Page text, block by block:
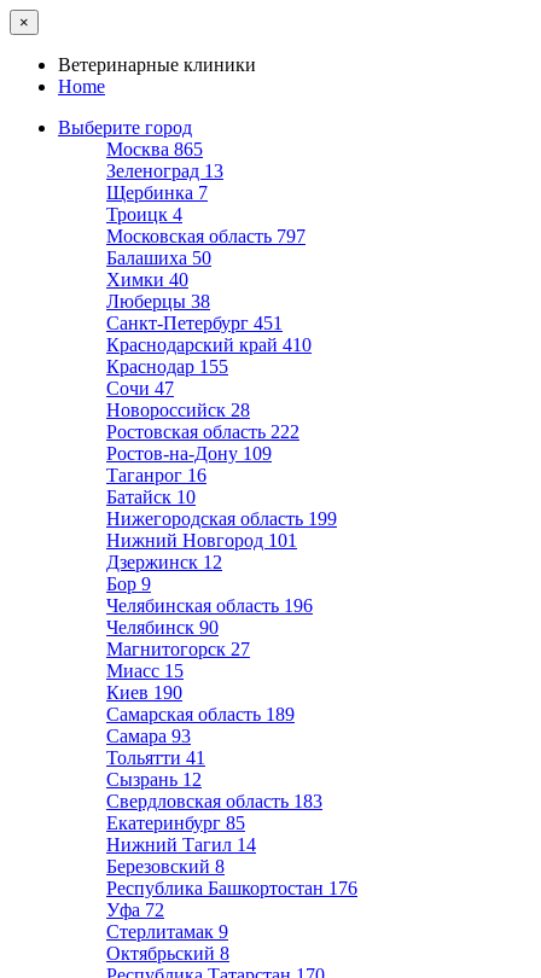
×
Ветеринарные клиники
Home
Выберите город
Москва 865
Зеленоград 13
Щербинка 7
Троицк 4
Московская область 797
Балашиха 50
Химки 40
Люберцы 38
Санкт-Петербург 451
Краснодарский край 410
Краснодар 155
Сочи 47
Новороссийск 28
Ростовская область 222
Ростов-на-Дону 109
Таганрог 16
Батайск 10
Нижегородская область 199
Нижний Новгород 101
Дзержинск 12
Бор 9
Челябинская область 196
Челябинск 90
Магнитогорск 27
Миасс 15
Киев 190
Самарская область 189
Самара 93
Тольятти 41
Сызрань 12
Свердловская область 183
Екатеринбург 85
Нижний Тагил 14
Березовский 8
Республика Башкортостан 176
Уфа 72
Стерлитамак 9
Октябрьский 8